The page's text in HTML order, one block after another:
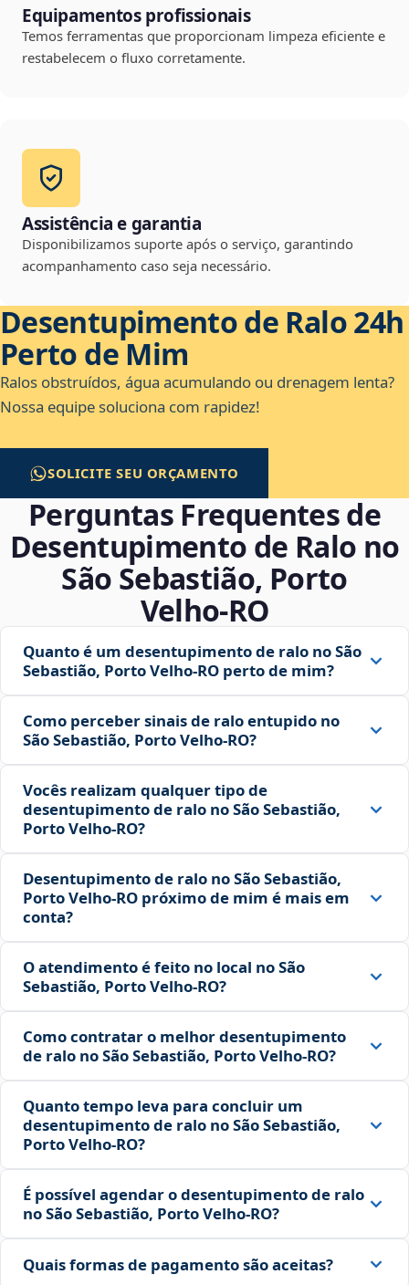
Equipamentos profissionais
Temos ferramentas que proporcionam limpeza eficiente e
restabelecem o fluxo corretamente.
Assistência e garantia
Disponibilizamos suporte após o serviço, garantindo
acompanhamento caso seja necessário.
Desentupimento de Ralo 24h
Perto de Mim
Ralos obstruídos, água acumulando ou drenagem lenta?
Nossa equipe soluciona com rapidez!
SOLICITE SEU ORÇAMENTO
Perguntas Frequentes de
Desentupimento de Ralo no
São Sebastião, Porto
Velho‑RO
Quanto é um desentupimento de ralo no São
Sebastião, Porto Velho‑RO perto de mim?
Como perceber sinais de ralo entupido no
São Sebastião, Porto Velho‑RO?
Vocês realizam qualquer tipo de
desentupimento de ralo no São Sebastião,
Porto Velho‑RO?
Desentupimento de ralo no São Sebastião,
Porto Velho‑RO próximo de mim é mais em
conta?
O atendimento é feito no local no São
Sebastião, Porto Velho‑RO?
Como contratar o melhor desentupimento
de ralo no São Sebastião, Porto Velho‑RO?
Quanto tempo leva para concluir um
desentupimento de ralo no São Sebastião,
Porto Velho‑RO?
É possível agendar o desentupimento de ralo
no São Sebastião, Porto Velho‑RO?
Quais formas de pagamento são aceitas?